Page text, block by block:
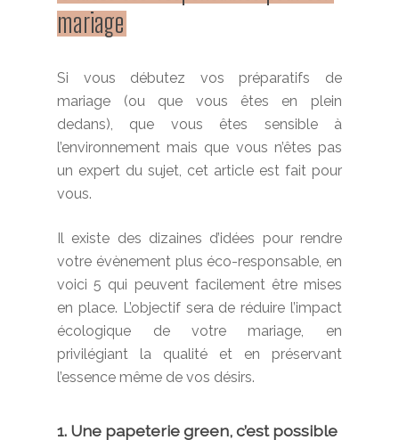
mariage
Si vous débutez vos préparatifs de
mariage (ou que vous êtes en plein
dedans), que vous êtes sensible à
l’environnement mais que vous n’êtes pas
un expert du sujet, cet article est fait pour
vous.
Il existe des dizaines d’idées pour rendre
votre évènement plus éco-responsable, en
voici 5 qui peuvent facilement être mises
en place. L’objectif sera de réduire l’impact
écologique de votre mariage, en
privilégiant la qualité et en préservant
l’essence même de vos désirs.
1. Une papeterie green, c’est possible